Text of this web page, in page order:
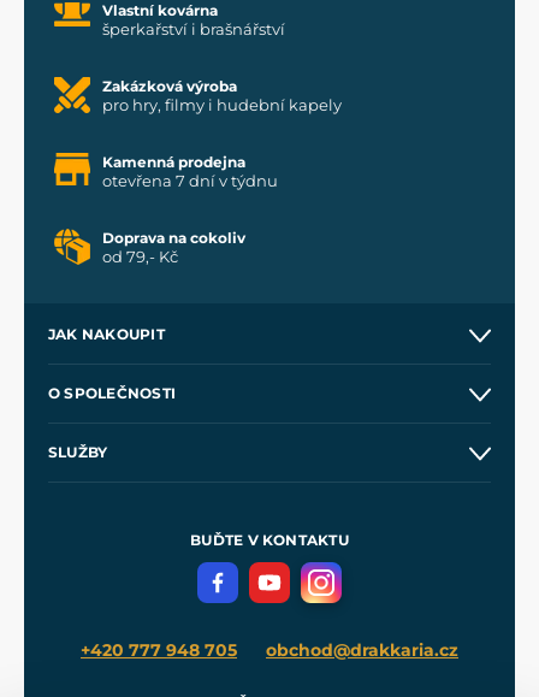
Vlastní kovárna
šperkařství i brašnářství
Zakázková výroba
pro hry, filmy i hudební kapely
Kamenná prodejna
otevřena 7 dní v týdnu
Doprava na cokoliv
od 79,- Kč
JAK NAKOUPIT
Velkoobchod
O SPOLEČNOSTI
SLUŽBY
Meče pro Kingdom Come
BUĎTE V KONTAKTU
+420 777 948 705 obchod@drakkaria.cz